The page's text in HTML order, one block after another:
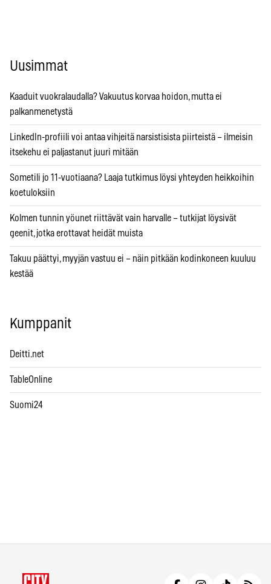
Uusimmat
Kaaduit vuokralaudalla? Vakuutus korvaa hoidon, mutta ei
palkanmenetystä
LinkedIn-profiili voi antaa vihjeitä narsistisista piirteistä – ilmeisin
itsekehu ei paljastanut juuri mitään
Sometili jo 11-vuotiaana? Laaja tutkimus löysi yhteyden heikkoihin
koetuloksiin
Kolmen tunnin yöunet riittävät vain harvalle – tutkijat löysivät
geenit, jotka erottavat heidät muista
Takuu päättyi, myyjän vastuu ei – näin pitkään kodinkoneen kuuluu
kestää
Kumppanit
Deitti.net
TableOnline
Suomi24